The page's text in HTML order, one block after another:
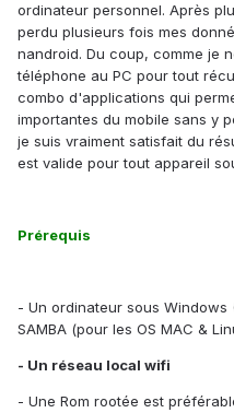
ordinateur personnel. Après
perdu plusieurs fois mes
nandroid. Du coup, comme je
téléphone au PC pour tout
combo d'applications qui
importantes du mobile sans y
je suis vraiment satisfait du
est valide pour tout appareil
Prérequis
- Un ordinateur sous Windows
SAMBA (pour les OS MAC &
- Un réseau local wifi
- Une Rom rootée est